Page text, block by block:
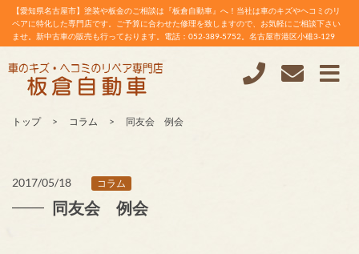
【愛知県名古屋市】塗装や板金のご相談は『板倉自動車』へ！当社は車のキズやヘコミのリ
ペアに特化した専門店です。ご予算に合わせた修理を致しますので、お気軽にご相談下さい
ませ。新中古車の販売も行っております。電話：052-389-5752。名古屋市港区小碓3-129
トップ コラム 同友会 例会
2017/05/18 コラム
同友会 例会